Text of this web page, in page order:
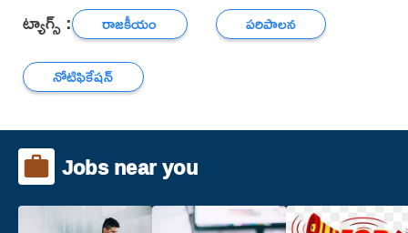
ట్యాగ్స్ : రాజకీయం
పరిపాలన
నోటిఫికేషన్
Jobs near you